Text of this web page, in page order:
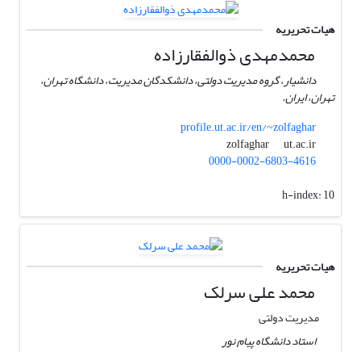
هیات تحریریه
محمدمهدی ذوالفقارزاده
دانشیار، گروه مدیریت دولتی، دانشکدگان مدیریت، دانشگاه تهران،
تهران، ایران.
profile.ut.ac.ir/en/~zolfaghar
zolfaghar
ut.ac.ir
0000-0002-6803-4616
h-index:10
هیات تحریریه
محمد علی سرلک
مدیریت دولتی
استاد دانشگاه پیام نور